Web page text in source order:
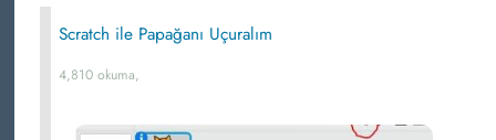
Scratch ile Papağanı Uçuralım
4,810 okuma,